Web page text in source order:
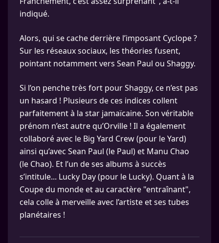
indiqué.
Alors, qui se cache derrière l’imposant Cyclope ?
Sur les réseaux sociaux, les théories fusent,
pointant notamment vers Sean Paul ou Shaggy.
Si l’on penche très fort pour Shaggy, ce n’est pas
un hasard ! Plusieurs de ces indices collent
parfaitement à la star jamaïcaine. Son véritable
prénom n’est autre qu’Orville ! Il a également
collaboré avec le Big Yard Crew (pour le Yard)
ainsi qu’avec Sean Paul (le Paul) et Manu Chao
(le Chao). Et l’un de ses albums à succès
s’intitule... Lucky Day (pour le Lucky). Quant à la
Coupe du monde et au caractère "entraînant",
cela colle à merveille avec l’artiste et ses tubes
planétaires !